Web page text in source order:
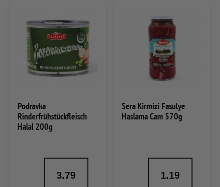
Podravka
Rinderfrühstückfleisch
Halal 200g
3.79
Sera Kirmizi Fasulye
Haslama Cam 570g
1.19